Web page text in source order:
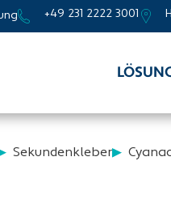
+49 231 2222 3001
Sekundenkleber